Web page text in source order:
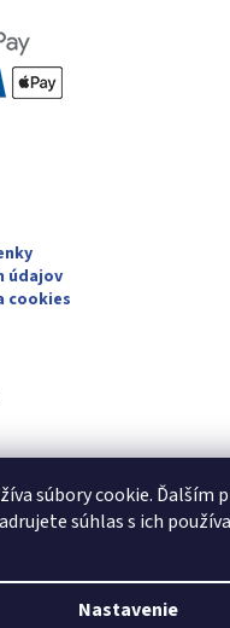
súbory cookie. Ďalším
súhlas s ich
Nastavenie
údajov
cookies
Vytvoril Shoptet